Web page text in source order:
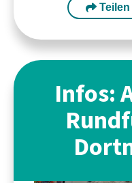
Teilen
Infos: